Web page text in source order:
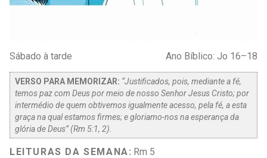
Sábado à tarde Ano Bíblico: Jo 16–18
VERSO PARA MEMORIZAR: “Justificados, pois, mediante a fé,
temos paz com Deus por meio de nosso Senhor Jesus Cristo; por
intermédio de quem obtivemos igualmente acesso, pela fé, a esta
graça na qual estamos firmes; e gloriamo-nos na esperança da
glória de Deus” (Rm 5:1, 2).
LEITURAS DA SEMANA: Rm 5